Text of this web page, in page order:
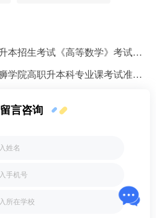
2026海南省专升本招生考试《高等数学》考试大纲
2026年天津天狮学院高职升本科专业课考试准考证打印通知
留言咨询